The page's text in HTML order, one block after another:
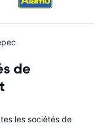
de
les sociétés de